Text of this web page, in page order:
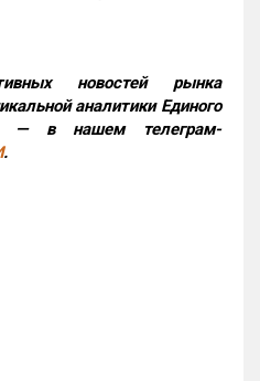
новостей рынка
аналитики Единого
— в нашем телеграм-
.